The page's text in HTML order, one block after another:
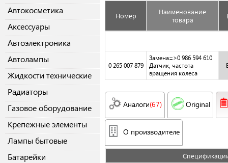
Автокосметика
Аксессуары
Автоэлектроника
Автолампы
Жидкости технические
Радиаторы
Газовое оборудование
Крепежные элементы
Лампы бытовые
Батарейки
Номер
Наименование
товара
0 265 007 879
Замена=>0 986 594 610
Датчик, частота
вращения колеса
Аналоги(67) Original
О производителе